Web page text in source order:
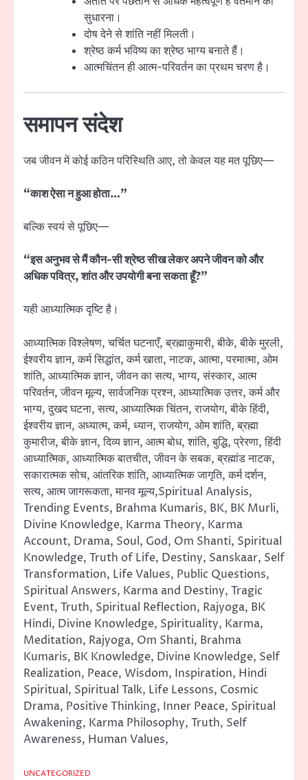
सुधारना।
दोष देने से शांति नहीं मिलती।
श्रेष्ठ कर्म भविष्य का श्रेष्ठ भाग्य बनाते हैं।
आत्मचिंतन ही आत्म-परिवर्तन का प्रथम चरण है।
समापन संदेश
जब जीवन में कोई कठिन परिस्थिति आए, तो केवल यह मत पूछिए—
“काश ऐसा न हुआ होता…”
बल्कि स्वयं से पूछिए—
“इस अनुभव से मैं कौन-सी श्रेष्ठ सीख लेकर अपने जीवन को और
अधिक पवित्र, शांत और उपयोगी बना सकता हूँ?”
यही आध्यात्मिक दृष्टि है।
आध्यात्मिक विश्लेषण, चर्चित घटनाएँ, ब्रह्माकुमारी, बीके, बीके मुरली,
ईश्वरीय ज्ञान, कर्म सिद्धांत, कर्म खाता, नाटक, आत्मा, परमात्मा, ओम
शांति, आध्यात्मिक ज्ञान, जीवन का सत्य, भाग्य, संस्कार, आत्म
परिवर्तन, जीवन मूल्य, सार्वजनिक प्रश्न, आध्यात्मिक उत्तर, कर्म और
भाग्य, दुखद घटना, सत्य, आध्यात्मिक चिंतन, राजयोग, बीके हिंदी,
ईश्वरीय ज्ञान, अध्यात्म, कर्म, ध्यान, राजयोग, ओम शांति, ब्रह्मा
कुमारीज, बीके ज्ञान, दिव्य ज्ञान, आत्म बोध, शांति, बुद्धि, प्रेरणा, हिंदी
आध्यात्मिक, आध्यात्मिक बातचीत, जीवन के सबक, ब्रह्मांड नाटक,
सकारात्मक सोच, आंतरिक शांति, आध्यात्मिक जागृति, कर्म दर्शन,
सत्य, आत्म जागरूकता, मानव मूल्य,Spiritual Analysis,
Trending Events, Brahma Kumaris, BK, BK Murli,
Divine Knowledge, Karma Theory, Karma
Account, Drama, Soul, God, Om Shanti, Spiritual
Knowledge, Truth of Life, Destiny, Sanskaar, Self
Transformation, Life Values, Public Questions,
Spiritual Answers, Karma and Destiny, Tragic
Event, Truth, Spiritual Reflection, Rajyoga, BK
Hindi, Divine Knowledge, Spirituality, Karma,
Meditation, Rajyoga, Om Shanti, Brahma
Kumaris, BK Knowledge, Divine Knowledge, Self
Realization, Peace, Wisdom, Inspiration, Hindi
Spiritual, Spiritual Talk, Life Lessons, Cosmic
Drama, Positive Thinking, Inner Peace, Spiritual
Awakening, Karma Philosophy, Truth, Self
Awareness, Human Values,
UNCATEGORIZED